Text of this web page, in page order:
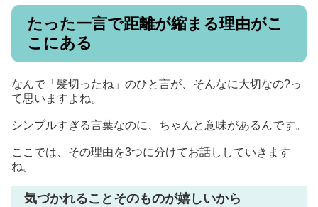
たった一言で距離が縮まる理由がこ
こにある
なんで「髪切ったね」のひと言が、そんなに大切なの?っ
て思いますよね。
シンプルすぎる言葉なのに、ちゃんと意味があるんです。
ここでは、その理由を3つに分けてお話ししていきます
ね。
気づかれることそのものが嬉しいから